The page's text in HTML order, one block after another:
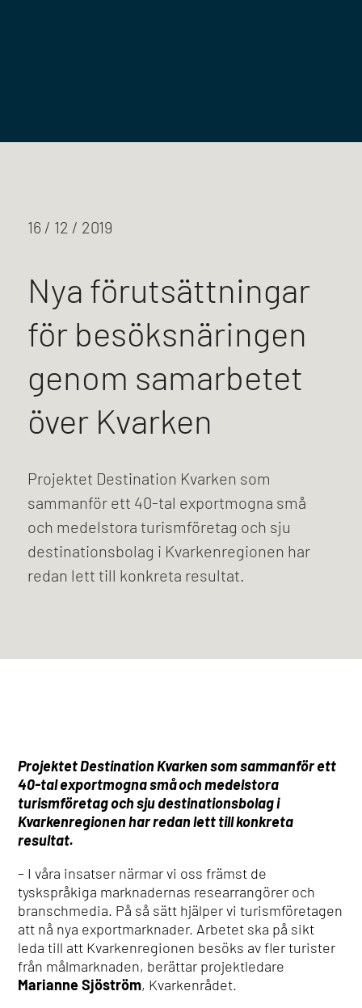
16 / 12 / 2019
Nya förutsättningar
för besöksnäringen
genom samarbetet
över Kvarken
Projektet Destination Kvarken som
sammanför ett 40-tal exportmogna små
och medelstora turismföretag och sju
destinationsbolag i Kvarkenregionen har
redan lett till konkreta resultat.
Projektet Destination Kvarken som sammanför ett
40-tal exportmogna små och medelstora
turismföretag och sju destinationsbolag i
Kvarkenregionen har redan lett till konkreta
resultat.
– I våra insatser närmar vi oss främst de
tyskspråkiga marknadernas researrangörer och
branschmedia. På så sätt hjälper vi turismföretagen
att nå nya exportmarknader. Arbetet ska på sikt
leda till att Kvarkenregionen besöks av fler turister
från målmarknaden, berättar projektledare
Marianne Sjöström, Kvarkenrådet.